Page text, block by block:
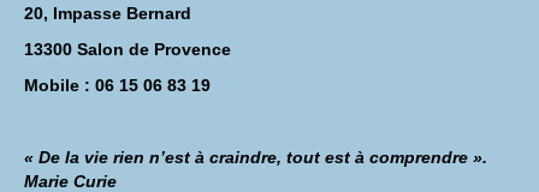
20, Impasse Bernard
13300 Salon de Provence
Mobile : 06 15 06 83 19
« De la vie rien n’est à craindre, tout est à comprendre ».
Marie Curie